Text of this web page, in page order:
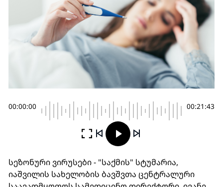
00:00:00 00:21:43
სეზონური ვირუსები - "საქმის" სტუმარია,
იაშვილის სახელობის ბავშვთა ცენტრალური